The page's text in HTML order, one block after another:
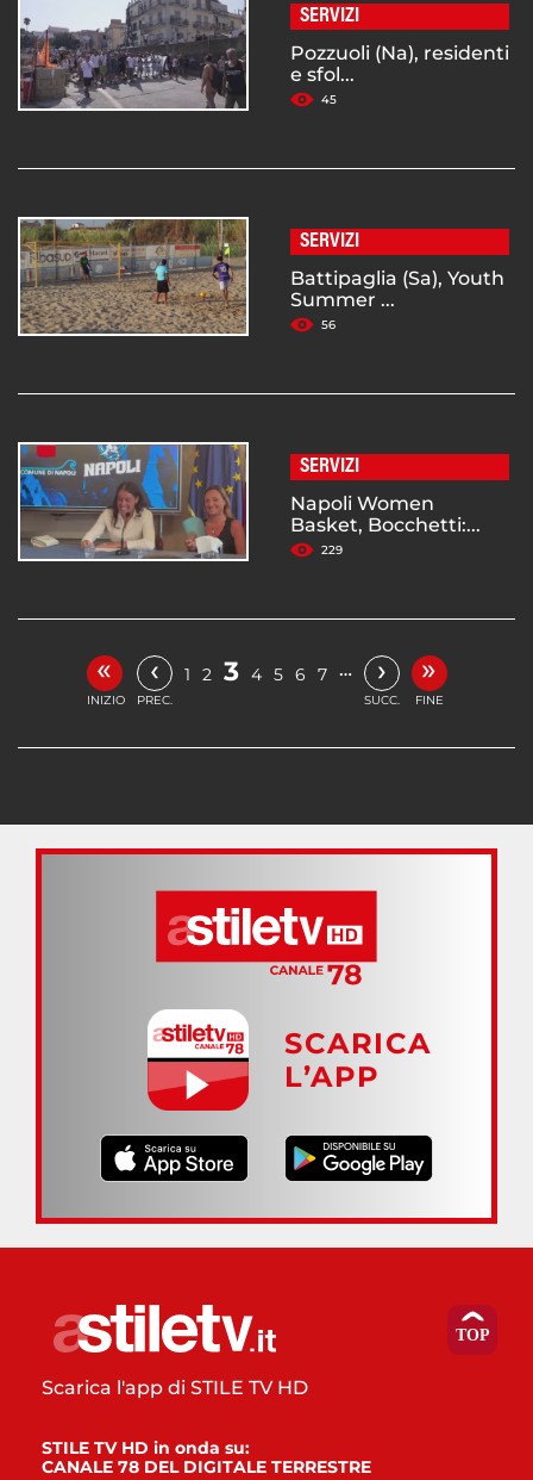
SERVIZI
Pozzuoli (Na), residenti
e sfol...
45
SERVIZI
Battipaglia (Sa), Youth
Summer ...
56
SERVIZI
Napoli Women
Basket, Bocchetti:...
229
«
INIZIO
‹
PREC.
1 2 3 4 5 6 7 … ›
SUCC.
»
FINE
SCARICA
L’APP
Scarica l'app di STILE TV HD
STILE TV HD in onda su:
CANALE 78 DEL DIGITALE TERRESTRE